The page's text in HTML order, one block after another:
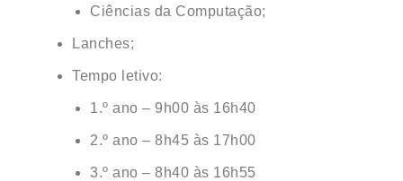
Ciências da Computação;
Lanches;
Tempo letivo:
1.º ano – 9h00 às 16h40
2.º ano – 8h45 às 17h00
3.º ano – 8h40 às 16h55